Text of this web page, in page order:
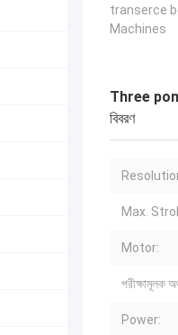
transerce
Machines
Three
বিবরণ
Max.
Motor:
পরীক্ষামূলক
Power: